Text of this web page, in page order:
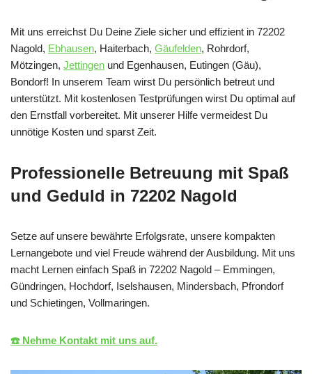
Mit uns erreichst Du Deine Ziele sicher und effizient in 72202
Nagold, Ebhausen, Haiterbach, Gäufelden, Rohrdorf,
Mötzingen, Jettingen und Egenhausen, Eutingen (Gäu),
Bondorf! In unserem Team wirst Du persönlich betreut und
unterstützt. Mit kostenlosen Testprüfungen wirst Du optimal auf
den Ernstfall vorbereitet. Mit unserer Hilfe vermeidest Du
unnötige Kosten und sparst Zeit.
Professionelle Betreuung mit Spaß
und Geduld in 72202 Nagold
Setze auf unsere bewährte Erfolgsrate, unsere kompakten
Lernangebote und viel Freude während der Ausbildung. Mit uns
macht Lernen einfach Spaß in 72202 Nagold – Emmingen,
Gündringen, Hochdorf, Iselshausen, Mindersbach, Pfrondorf
und Schietingen, Vollmaringen.
☎️ Nehme Kontakt mit uns auf.